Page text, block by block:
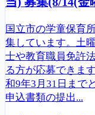
国立市の学童保育
集しています。土
士や教育職員免許
る方が応募できま
和9年3月31日まで
申込書類の提出...